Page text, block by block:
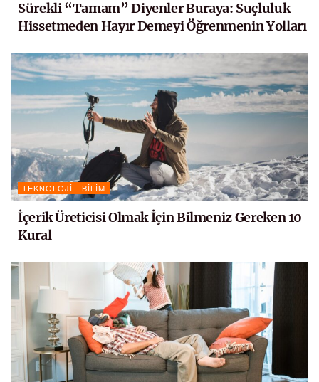
Sürekli “Tamam” Diyenler Buraya: Suçluluk
Hissetmeden Hayır Demeyi Öğrenmenin Yolları
TEKNOLOJI - BILIM
İçerik Üreticisi Olmak İçin Bilmeniz Gereken 10
Kural